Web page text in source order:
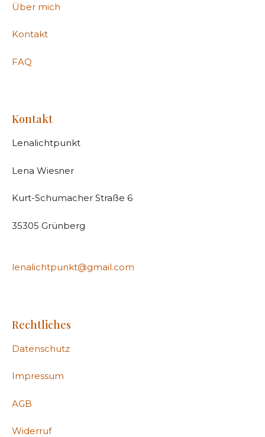
Über mich
Kontakt
FAQ
Kontakt
Lenalichtpunkt
Lena Wiesner
Kurt-Schumacher Straße 6
35305 Grünberg
lenalichtpunkt@gmail.com
Rechtliches
Datenschutz
Impressum
AGB
Widerruf